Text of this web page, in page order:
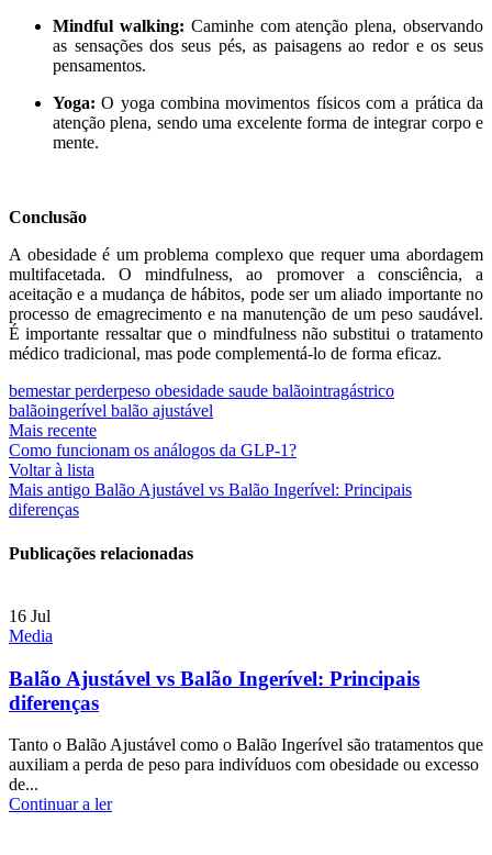
Mindful walking: Caminhe com atenção plena, observando
as sensações dos seus pés, as paisagens ao redor e os seus
pensamentos.
Yoga: O yoga combina movimentos físicos com a prática da
atenção plena, sendo uma excelente forma de integrar corpo e
mente.
Conclusão
A obesidade é um problema complexo que requer uma abordagem
multifacetada. O mindfulness, ao promover a consciência, a
aceitação e a mudança de hábitos, pode ser um aliado importante no
processo de emagrecimento e na manutenção de um peso saudável.
É importante ressaltar que o mindfulness não substitui o tratamento
médico tradicional, mas pode complementá-lo de forma eficaz.
bemestar perderpeso obesidade saude balãointragástrico
balãoingerível balão ajustável
Mais recente
Como funcionam os análogos da GLP-1?
Voltar à lista
Mais antigo Balão Ajustável vs Balão Ingerível: Principais
diferenças
Publicações relacionadas
16 Jul
Media
Balão Ajustável vs Balão Ingerível: Principais
diferenças
Tanto o Balão Ajustável como o Balão Ingerível são tratamentos que
auxiliam a perda de peso para indivíduos com obesidade ou excesso
de...
Continuar a ler